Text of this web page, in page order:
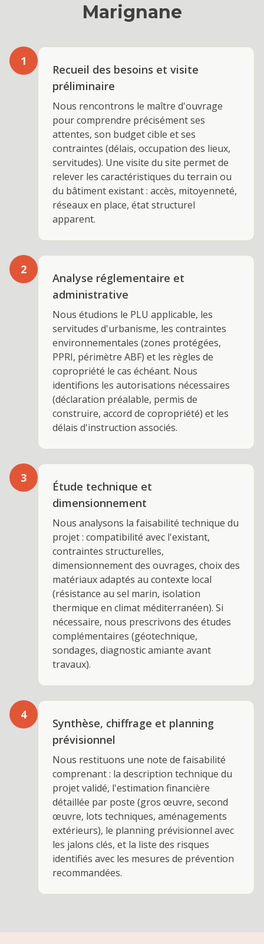
Marignane
1
Recueil des besoins et visite
préliminaire
Nous rencontrons le maître d'ouvrage
pour comprendre précisément ses
attentes, son budget cible et ses
contraintes (délais, occupation des lieux,
servitudes). Une visite du site permet de
relever les caractéristiques du terrain ou
du bâtiment existant : accès, mitoyenneté,
réseaux en place, état structurel
apparent.
2
Analyse réglementaire et
administrative
Nous étudions le PLU applicable, les
servitudes d'urbanisme, les contraintes
environnementales (zones protégées,
PPRI, périmètre ABF) et les règles de
copropriété le cas échéant. Nous
identifions les autorisations nécessaires
(déclaration préalable, permis de
construire, accord de copropriété) et les
délais d'instruction associés.
3
Étude technique et
dimensionnement
Nous analysons la faisabilité technique du
projet : compatibilité avec l'existant,
contraintes structurelles,
dimensionnement des ouvrages, choix des
matériaux adaptés au contexte local
(résistance au sel marin, isolation
thermique en climat méditerranéen). Si
nécessaire, nous prescrivons des études
complémentaires (géotechnique,
sondages, diagnostic amiante avant
travaux).
4
Synthèse, chiffrage et planning
prévisionnel
Nous restituons une note de faisabilité
comprenant : la description technique du
projet validé, l'estimation financière
détaillée par poste (gros œuvre, second
œuvre, lots techniques, aménagements
extérieurs), le planning prévisionnel avec
les jalons clés, et la liste des risques
identifiés avec les mesures de prévention
recommandées.